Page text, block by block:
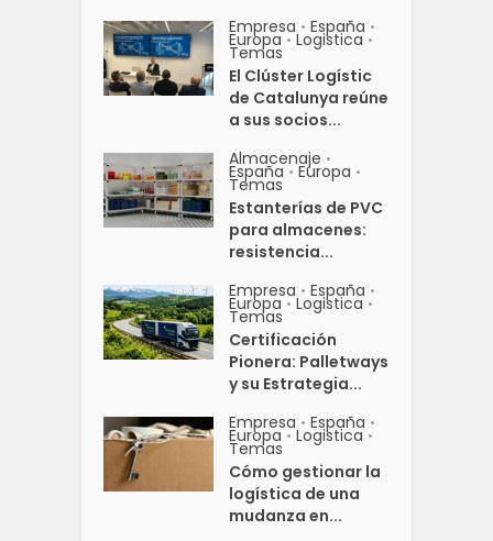
Empresa • España •
Europa • Logistica •
Temas
El Clúster Logístic
de Catalunya reúne
a sus socios...
Almacenaje •
España • Europa •
Temas
Estanterías de PVC
para almacenes:
resistencia...
Empresa • España •
Europa • Logistica •
Temas
Certificación
Pionera: Palletways
y su Estrategia...
Empresa • España •
Europa • Logistica •
Temas
Cómo gestionar la
logística de una
mudanza en...